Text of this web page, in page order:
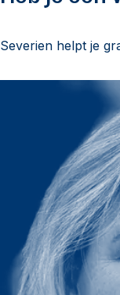
Severien helpt je